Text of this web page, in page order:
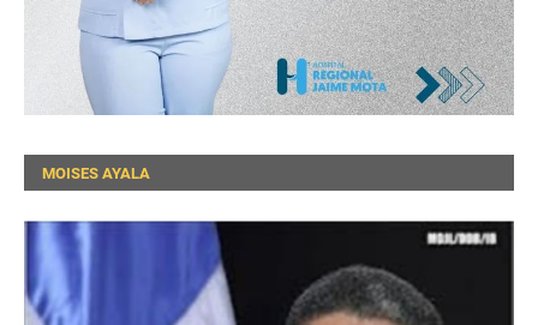
MOISES AYALA